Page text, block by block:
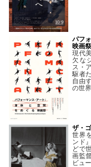
パフ
映画
現代
欠な
ス・
駆者
自由
の世
ザ・
世界
ンド
どで
画監
ビュ